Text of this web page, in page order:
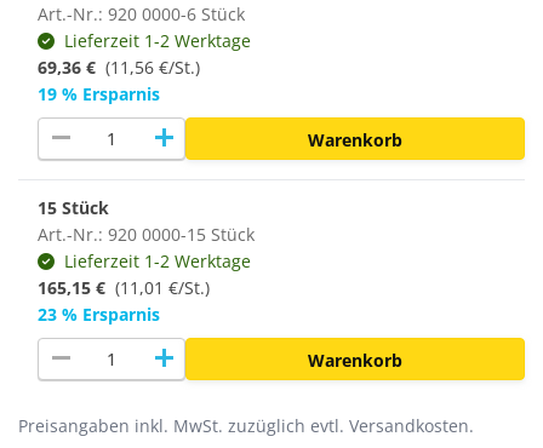
Art.-Nr.: 920 0000-6 Stück
Lieferzeit 1-2 Werktage
69,36 € (11,56 €/St.)
19 % Ersparnis
remove add Warenkorb
15 Stück
Art.-Nr.: 920 0000-15 Stück
Lieferzeit 1-2 Werktage
165,15 € (11,01 €/St.)
23 % Ersparnis
remove add Warenkorb
Preisangaben inkl. MwSt. zuzüglich evtl. Versandkosten.